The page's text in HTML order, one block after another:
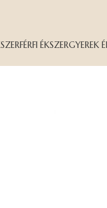
FÉRFI ÉKSZERGYEREK